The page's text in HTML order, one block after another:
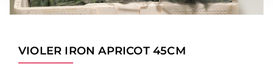
VIOLER IRON APRICOT 45CM